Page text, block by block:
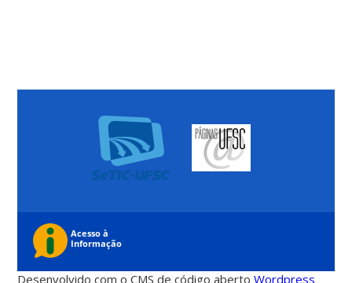
Desenvolvido com o CMS de código abertoWordpress